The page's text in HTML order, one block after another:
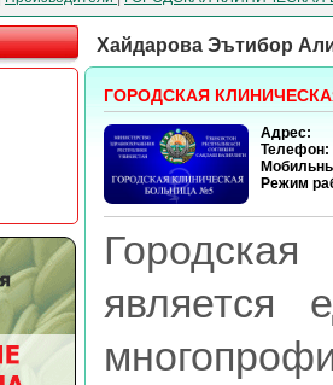
Хайдарова Эътибор
ГОРОДСКАЯ
Адрес:
Телефон:
Режим
является